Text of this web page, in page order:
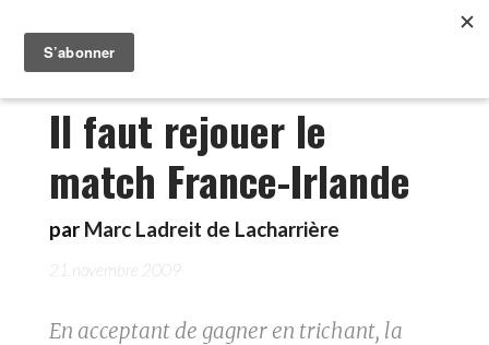
Il faut rejouer le
match France-Irlande
par Marc Ladreit de Lacharrière
21 novembre 2009
En acceptant de gagner en trichant, la